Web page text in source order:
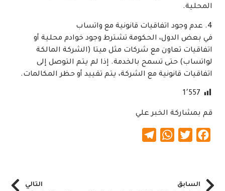
المحلية.
4. عدم وجود اتفاقيات قانونية مع واتساب
في بعض الدول، الحكومة تشترط وجود خوادم محلية أو
اتفاقيات تعاون مع شركات مثل ميتا (الشركة المالكة
لواتساب) حتى تسمح بالخدمة. إذا لم يتم التوصل إلى
اتفاقيات قانونية مع الشركة، يتم تقييد أو حظر المكالمات.
1٬557
قم بمشاركة الخبر علي
Facebook
Twitter
WhatsApp
السابق التالي